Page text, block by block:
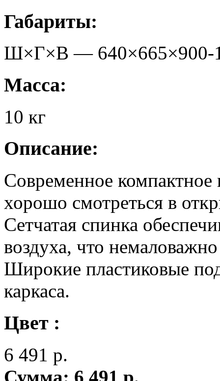
Габариты:
Ш×Г×В — 640×665×900-
Масса:
10 кг
Описание:
Современное компактное
хорошо смотреться в
Сетчатая спинка
воздуха, что
Широкие пластиковые
каркаса.
Цвет :
6 491 р.
Сумма: 6 491 р.